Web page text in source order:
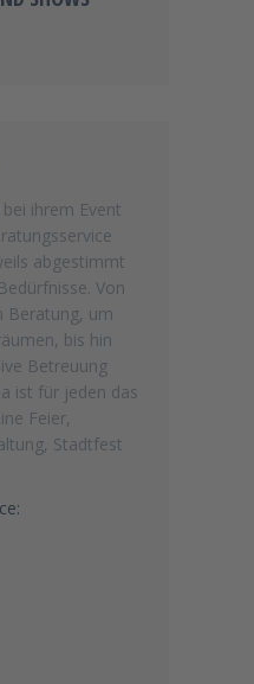
ihrem Event
abgestimmt
Von
Beratung, um
bis hin
Betreuung
ist für jeden das
Feier,
Stadtfest